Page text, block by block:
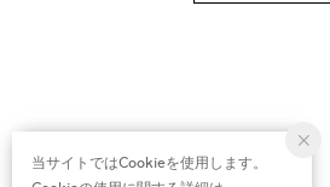
当サイトではCookieを使用します。